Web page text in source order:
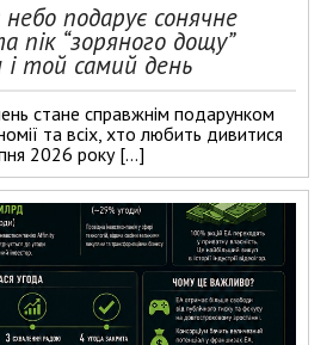
подарує сонячне
“зоряного дощу”
і той самий день
стане справжнім подарунком
та всіх, хто любить дивитися
2026 року […]